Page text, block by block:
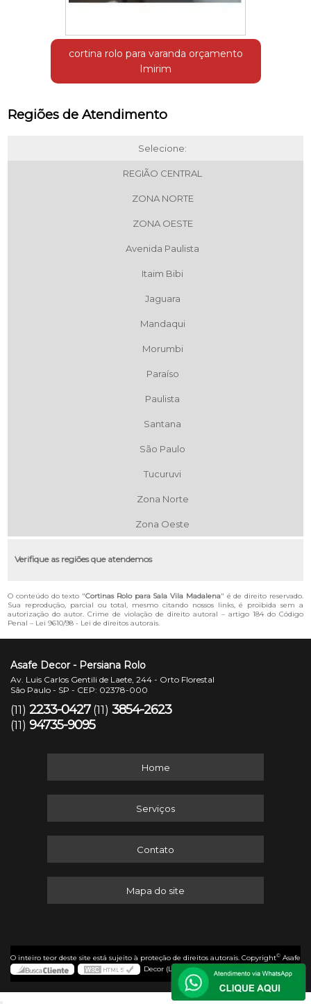
cortina rolo para varanda orçamento
Imirim
Regiões de Atendimento
Selecione:
REGIÃO CENTRAL
ZONA NORTE
ZONA OESTE
Avenida Paulista
Itaim Bibi
Jaguara
Mandaqui
Morumbi
Paraíso
Paulista
Santana
São Paulo
Tucuruvi
Zona Norte
Zona Oeste
Verifique as regiões que atendemos
O conteúdo do texto "Cortinas Rolo para Sala Vila Madalena" é de direito reservado.
Sua reprodução, parcial ou total, mesmo citando nossos links, é proibida sem a
autorização do autor. Crime de violação de direito autoral – artigo 184 do Código
Penal – Lei 9610/98 - Lei de direitos autorais.
Asafe Decor - Persiana Rolo
Av. Luis Carlos Gentili de Laete, 244 - Orto Florestal
São Paulo - SP - CEP: 02378-000
(11) 2233-0427 (11) 3854-2623
(11) 94735-9095
Home
Serviços
Contato
Mapa do site
O inteiro teor deste site está sujeito à proteção de direitos autorais. Copyright© Asafe
Decor (Lei 9610 de 19/02/1998)